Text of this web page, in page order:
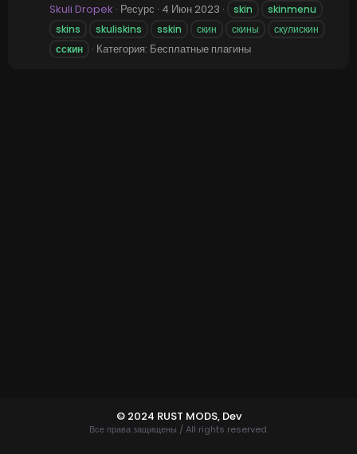
Skuli Dropek Ресурс 4 Июн 2023 skin
skinmenu
skins
skuliskins sskin скин скины
скулискин
сскин
Категория: Бесплатные плагины
© 2024 RUST MODS, Dev
Все права защищены / All rights reserved.